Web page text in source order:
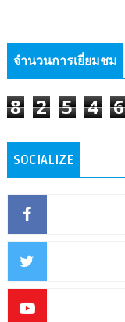
จำนวนการเยี่ยมชม
8 2 5 4 6
SOCIALIZE